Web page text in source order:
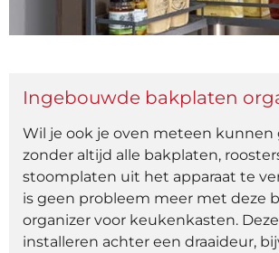
Ingebouwde bakplaten
Wil je ook je oven meteen kunnen
zonder altijd alle bakplaten,
stoomplaten uit het apparaat te
is geen probleem meer met deze
organizer voor keukenkasten.
installeren achter een draaideur,